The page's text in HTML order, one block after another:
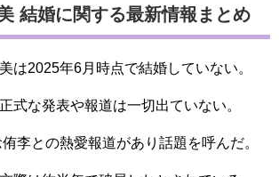
結婚に関する最新情報まとめ
は2025年6月時点で結婚していない。
式な発表や報道は一切出ていない。
李との熱愛報道があり話題を呼んだ。